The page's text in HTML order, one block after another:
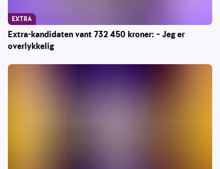
Extra-kandidaten vant 732 450 kroner: – Jeg er
overlykkelig
EXTRA